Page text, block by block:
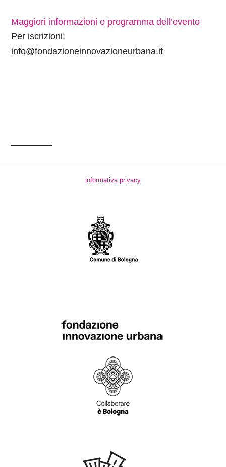
Maggiori informazioni e programma dell’evento
Per iscrizioni:
info@fondazioneinnovazioneurbana.it
informativa privacy